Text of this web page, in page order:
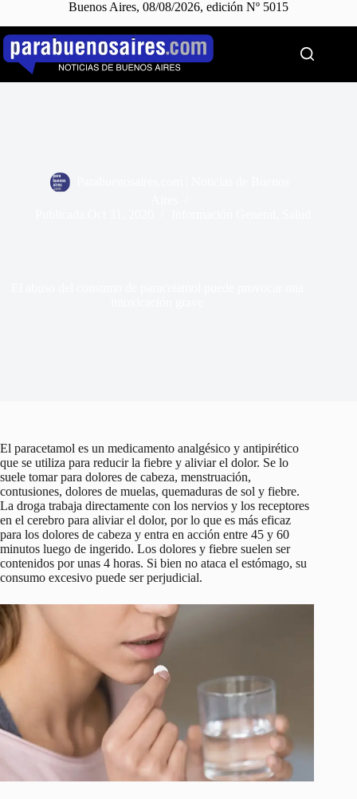
Buenos Aires, 08/08/2026, edición Nº 5015
Saltar
contenido
El paracetamol es un medicamento analgésico y antipirético
que se utiliza para reducir la fiebre y aliviar el dolor. Se lo
suele tomar para dolores de cabeza, menstruación,
contusiones, dolores de muelas, quemaduras de sol y fiebre.
La droga trabaja directamente con los nervios y los receptores
en el cerebro para aliviar el dolor, por lo que es más eficaz
para los dolores de cabeza y entra en acción entre 45 y 60
minutos luego de ingerido. Los dolores y fiebre suelen ser
contenidos por unas 4 horas. Si bien no ataca el estómago, su
consumo excesivo puede ser perjudicial.